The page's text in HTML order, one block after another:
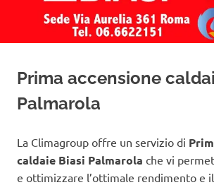
Biasi
Roma
Prima accensione
Palmarola
La Climagroup offre un servizio di
caldaie Biasi Palmarola che vi
e ottimizzare l’ottimale rendimento e